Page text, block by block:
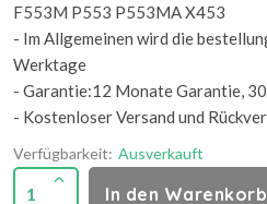
F553M P553 P553MA X453
- Im Allgemeinen wird die
Werktage
- Garantie:12 Monate Garantie,
- Kostenloser Versand und
Verfügbarkeit: Ausverkauft
1 In den Warenkorb